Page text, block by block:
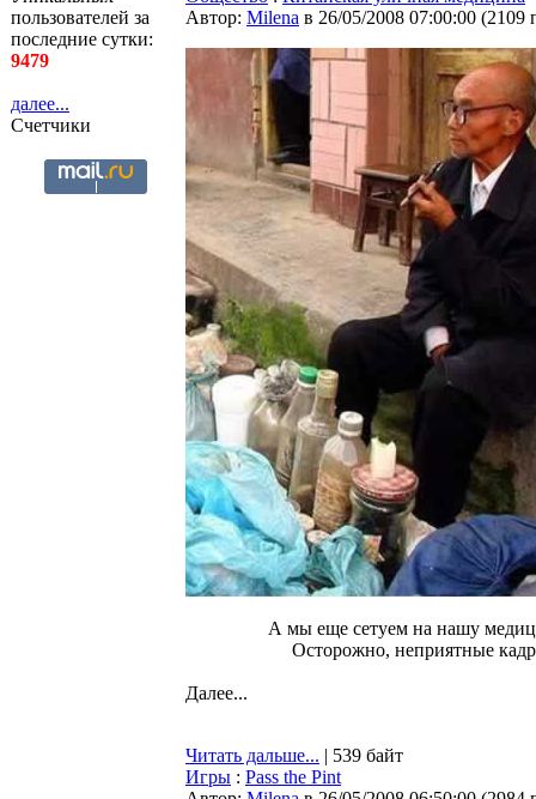
пользователей за
последние сутки:
9479
далее...
Счетчики
Автор: Milena в 26/05/2008 07:00:00 (2109
А мы еще сетуем на нашу
Осторожно, неприятные
Далее...
Читать дальше... | 539 байт
Игры : Pass the Pint